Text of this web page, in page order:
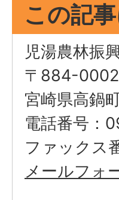
この記
児湯農林振
〒884-0002
宮崎県高鍋
電話番号：
ファックス
メールフォ